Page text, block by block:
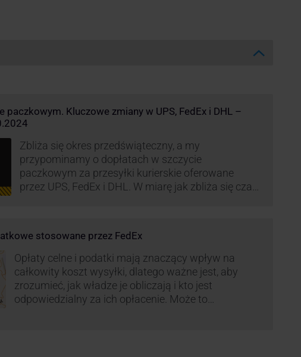
paczkowym. Kluczowe zmiany w UPS, FedEx i DHL –
Zbliża się okres przedświąteczny, a my
przypominamy o dopłatach w szczycie
paczkowym za przesyłki kurierskie oferowane
przez UPS, FedEx i DHL. W miarę jak zbliża się czas
oraz zapewnienie wysokiego poziomu
świadczonych usług. Dodatkowo przewoźnik UPS
wprowadzi nowe opłaty opisane …
stosowane przez FedEx
Opłaty celne i podatki mają znaczący wpływ na
całkowity koszt wysyłki, dlatego ważne jest, aby
zrozumieć, jak władze je obliczają i kto jest
odpowiedzialny za ich opłacenie. Może to